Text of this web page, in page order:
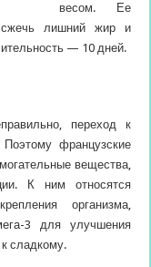
весом. Ее
лишний жир и
— 10 дней.
переход к
французские
вещества,
К ним относятся
организма,
3 для улучшения
сладкому.